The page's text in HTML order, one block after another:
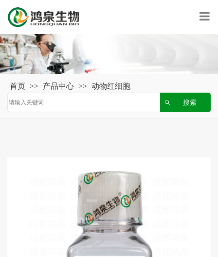
首页 >> 产品中心 >> 动物红细胞